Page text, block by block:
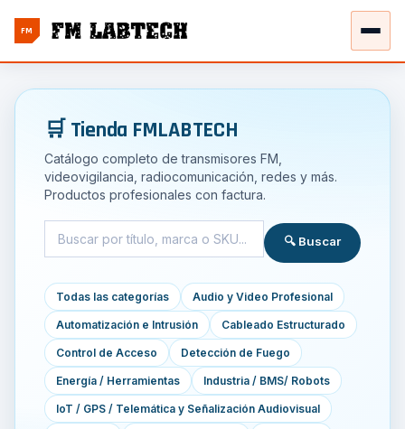
FM
🛒 Tienda FMLABTECH
Catálogo completo de transmisores FM,
videovigilancia, radiocomunicación, redes y más.
Productos profesionales con factura.
🔍 Buscar
Todas las categorías Audio y Video Profesional
Automatización e Intrusión Cableado Estructurado
Control de Acceso Detección de Fuego
Energía / Herramientas Industria / BMS/ Robots
IoT / GPS / Telemática y Señalización Audiovisual